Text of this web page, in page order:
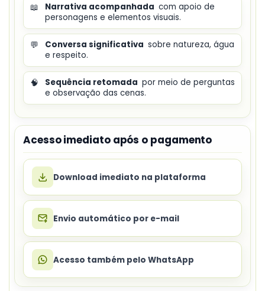
📖 Narrativa acompanhada com apoio de
personagens e elementos visuais.
💬 Conversa significativa sobre natureza, água
e respeito.
🧠 Sequência retomada por meio de perguntas
e observação das cenas.
Acesso imediato após o pagamento
Download imediato na plataforma
Envio automático por e-mail
Acesso também pelo WhatsApp